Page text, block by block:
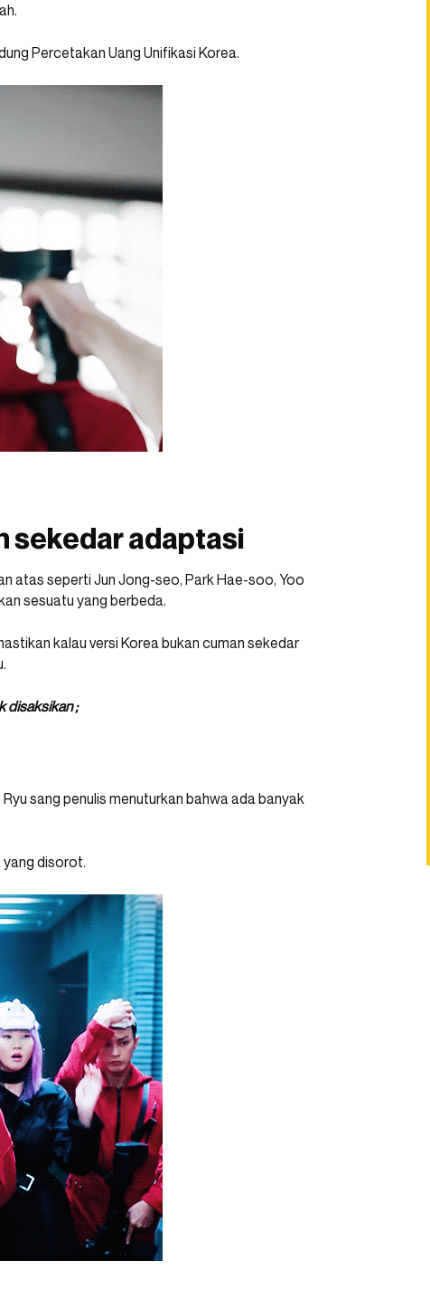
Percetakan Uang Unifikasi Korea.
sekedar adaptasi
atas seperti Jun Jong-seo, Park Hae-soo, Yoo
sesuatu yang berbeda.
kalau versi Korea bukan cuman sekedar
disaksikan ;
sang penulis menuturkan bahwa ada banyak
yang disorot.